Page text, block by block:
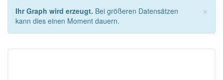
×
Ihr Graph wird erzeugt. Bei größeren Datensätzen
kann dies einen Moment dauern.